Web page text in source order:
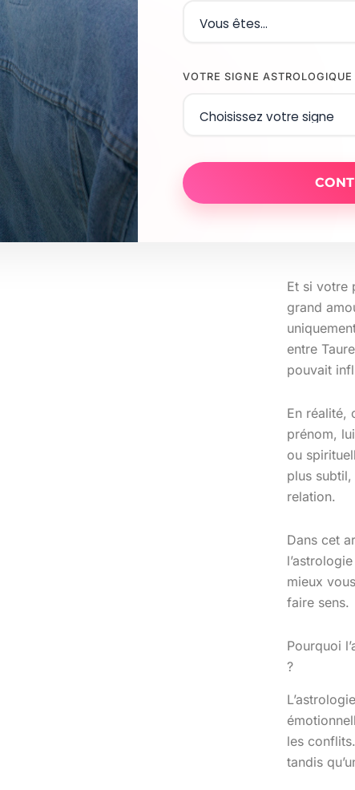
VOTRE SIGNE ASTROLOGIQUE
Et si votre
grand
entre
pouvait
En réalité,
prénom,
ou
plus
relation.
Dans cet
mieux
faire sens.
Pourquoi
?
les
tandis